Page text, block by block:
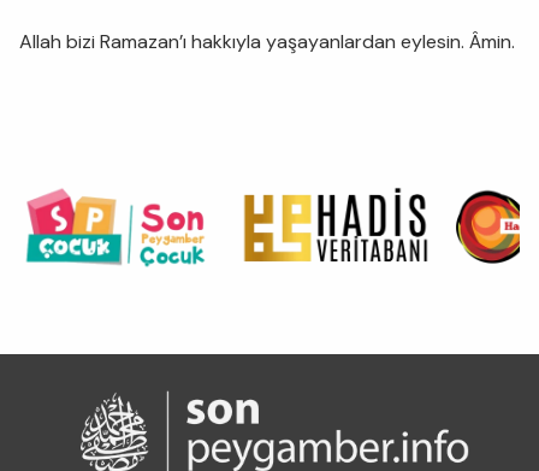
Allah bizi Ramazan’ı hakkıyla yaşayanlardan eylesin. Âmin.